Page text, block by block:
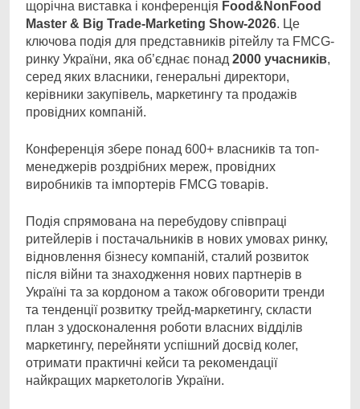
щорічна виставка і конференція Food&NonFood
Master & Big Trade-Marketing Show-2026. Це
ключова подія для представників рітейлу та FMCG-
ринку України, яка об’єднає понад 2000 учасників,
серед яких власники, генеральні директори,
керівники закупівель, маркетингу та продажів
провідних компаній.
Конференція збере понад 600+ власників та топ-
менеджерів роздрібних мереж, провідних
виробників та імпортерів FMCG товарів.
Подія спрямована на перебудову співпраці
ритейлерів і постачальників в нових умовах ринку,
відновлення бізнесу компаній, сталий розвиток
після війни та знаходження нових партнерів в
Україні та за кордоном а також обговорити тренди
та тенденції розвитку трейд-маркетингу, скласти
план з удосконалення роботи власних відділів
маркетингу, перейняти успішний досвід колег,
отримати практичні кейси та рекомендації
найкращих маркетологів України.